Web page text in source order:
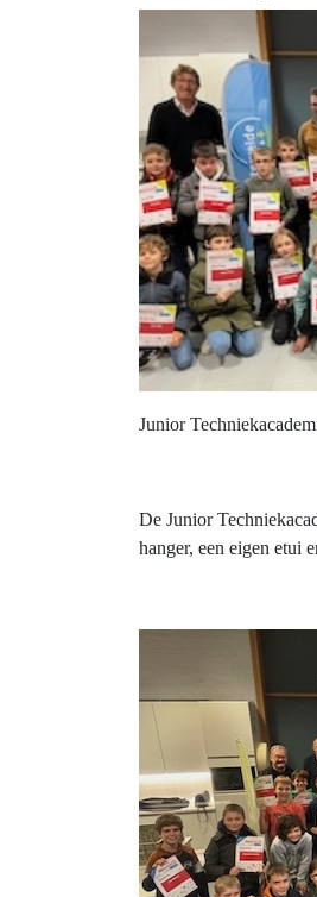
Junior
De Junior
hanger, een eigen etui